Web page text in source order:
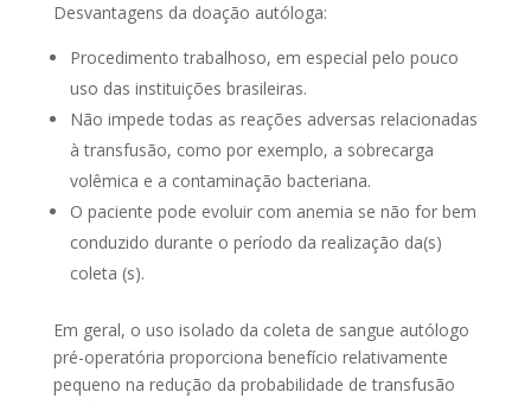
Desvantagens da doação autóloga:
Procedimento trabalhoso, em especial pelo pouco
uso das instituições brasileiras.
Não impede todas as reações adversas relacionadas
à transfusão, como por exemplo, a sobrecarga
volêmica e a contaminação bacteriana.
O paciente pode evoluir com anemia se não for bem
conduzido durante o período da realização da(s)
coleta (s).
Em geral, o uso isolado da coleta de sangue autólogo
pré-operatória proporciona benefício relativamente
pequeno na redução da probabilidade de transfusão